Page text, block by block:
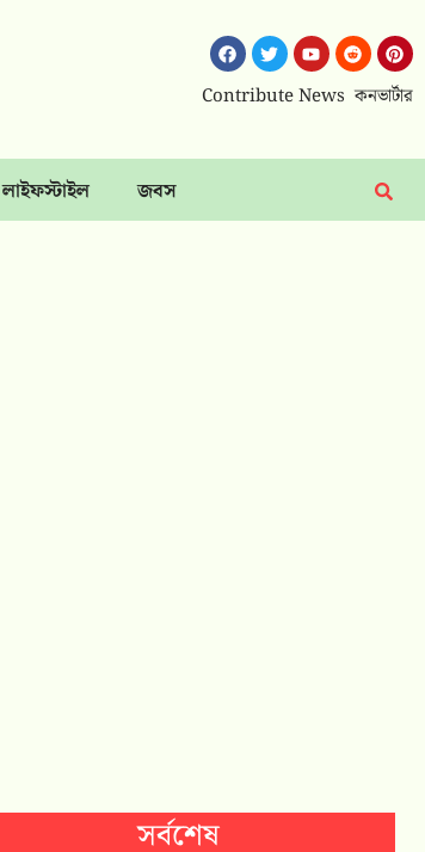
Contribute News কনভার্টার
লাইফস্টাইল জবস
সর্বশেষ